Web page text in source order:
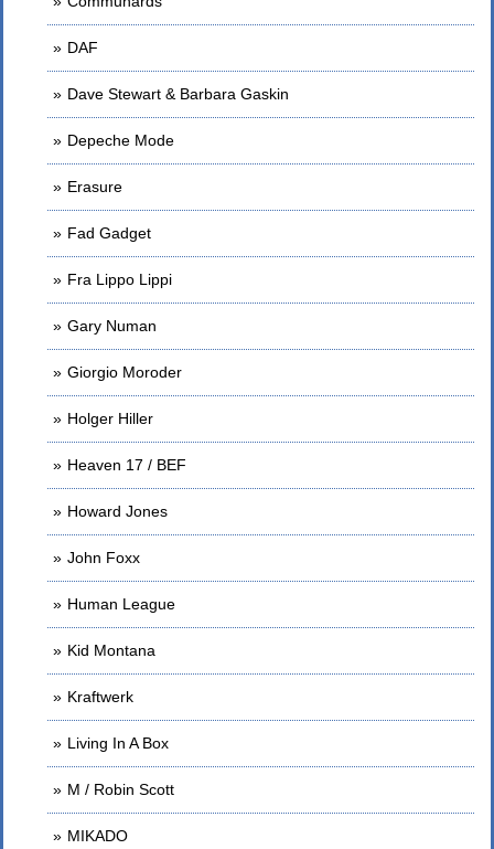
DAF
Dave Stewart & Barbara Gaskin
Depeche Mode
Erasure
Fad Gadget
Fra Lippo Lippi
Gary Numan
Giorgio Moroder
Holger Hiller
Heaven 17 / BEF
Howard Jones
John Foxx
Human League
Kid Montana
Kraftwerk
Living In A Box
M / Robin Scott
MIKADO